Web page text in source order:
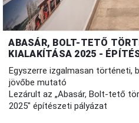
ABASÁR, BOLT-TETŐ
KIALAKÍTÁSA 2025 -
Egyszerre izgalmasan történeti,
jövőbe mutató
Lezárult az „Abasár, Bolt-tető
2025" építészeti pályázat